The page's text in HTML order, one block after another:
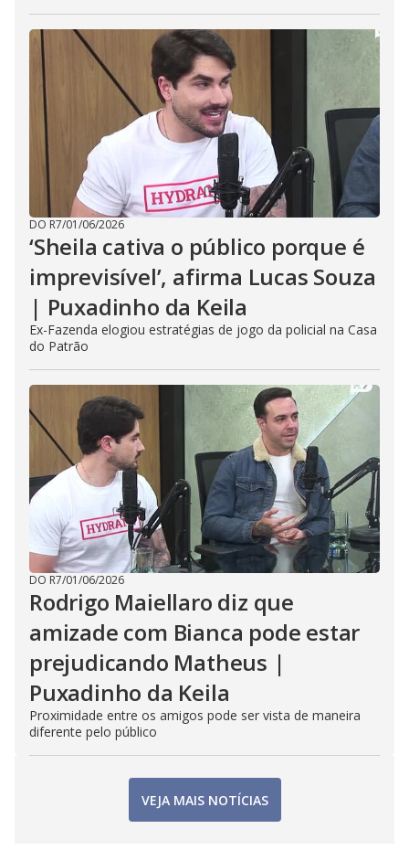
DO R7/01/06/2026
‘Sheila cativa o público porque é
imprevisível’, afirma Lucas Souza
| Puxadinho da Keila
Ex-Fazenda elogiou estratégias de jogo da policial na Casa
do Patrão
DO R7/01/06/2026
Rodrigo Maiellaro diz que
amizade com Bianca pode estar
prejudicando Matheus |
Puxadinho da Keila
Proximidade entre os amigos pode ser vista de maneira
diferente pelo público
VEJA MAIS NOTÍCIAS